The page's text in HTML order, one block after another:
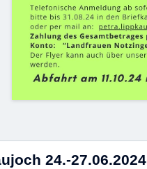
24.-27.06.2024